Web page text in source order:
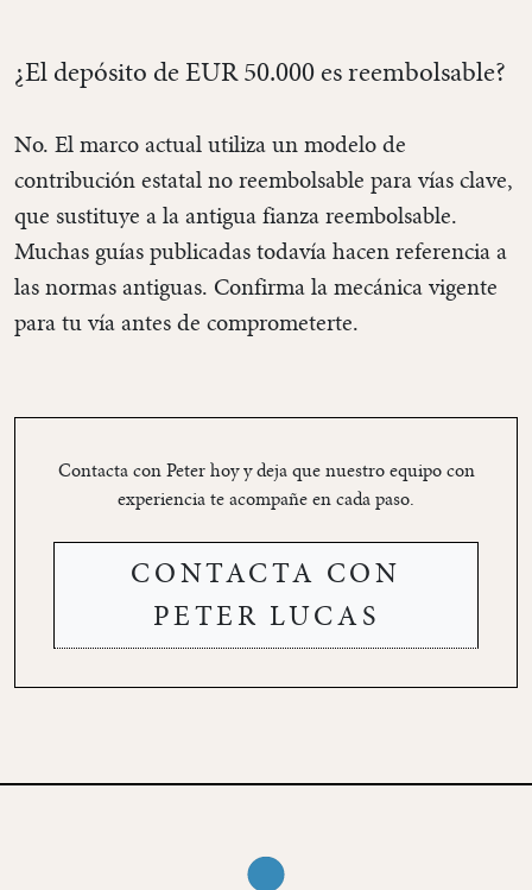
¿El depósito de EUR 50.000 es reembolsable?
No. El marco actual utiliza un modelo de
contribución estatal no reembolsable para vías clave,
que sustituye a la antigua fianza reembolsable.
Muchas guías publicadas todavía hacen referencia a
las normas antiguas. Confirma la mecánica vigente
para tu vía antes de comprometerte.
Contacta con Peter hoy y deja que nuestro equipo con
experiencia te acompañe en cada paso.
CONTACTA CON
PETER LUCAS